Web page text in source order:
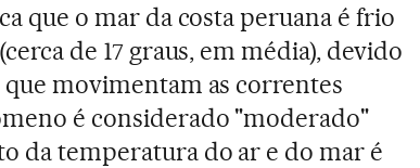
que o mar da costa peruana é frio
de 17 graus, em média), devido
que movimentam as correntes
é considerado "moderado"
da temperatura do ar e do mar é